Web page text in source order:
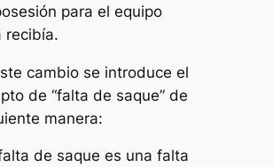
para el equipo
recibía.
cambio se introduce el
de “falta de saque” de
manera:
de saque es una falta